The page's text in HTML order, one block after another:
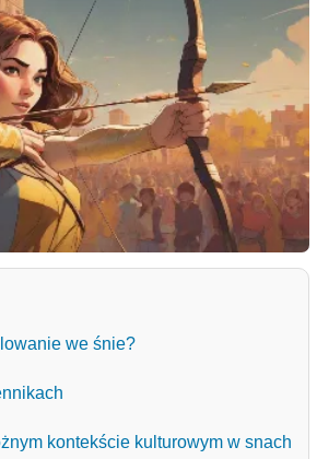
we śnie?
kontekście kulturowym w snach